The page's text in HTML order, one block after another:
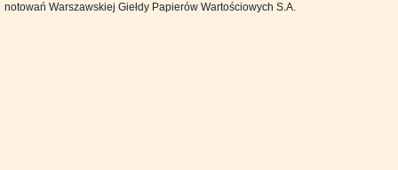
notowań Warszawskiej Giełdy Papierów Wartościowych S.A.